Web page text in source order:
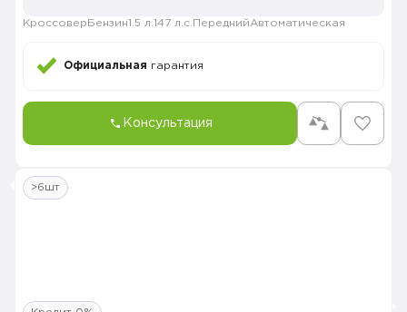
Кроссовер Бензин1.5 л. 147 л.с. ПереднийАвтоматическая
Официальная гарантия
Консультация
>6шт